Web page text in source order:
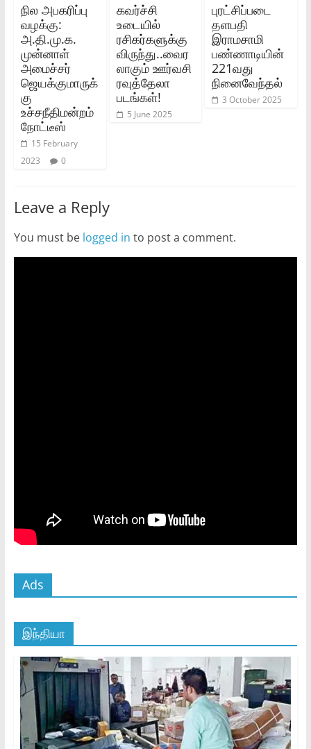
நில அபகரிப்பு
வழக்கு:
அ.தி.மு.க.
முன்னாள்
அமைச்சர்
ஜெயக்குமாருக்
கு
உச்சநீதிமன்றம்
நோட்டீஸ்
15 February
2023
0
கவர்ச்சி
உடையில்
ரசிகர்களுக்கு
விருந்து..வைர
லாகும் ஊர்வசி
ரவுத்தேலா
படங்கள்!
5 June 2025
புரட்சிப்படை
தளபதி
இராமசாமி
பண்ணாடியின்
221வது
நினைவேந்தல்
3 October 2025
Leave a Reply
You must be logged in to post a comment.
Ads
இந்தியா